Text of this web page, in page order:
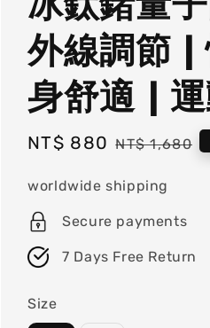
外線調節 |
身舒適 |
Sale
NT$ 880 Regular
NT$ 1,680
worldwide shipping
Secure payments
7 Days Free Return
Size